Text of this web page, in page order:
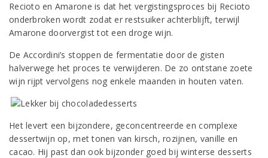
Recioto en Amarone is dat het vergistingsproces bij Recioto
onderbroken wordt zodat er restsuiker achterblijft, terwijl
Amarone doorvergist tot een droge wijn.
De Accordini’s stoppen de fermentatie door de gisten
halverwege het proces te verwijderen. De zo ontstane zoete
wijn rijpt vervolgens nog enkele maanden in houten vaten.
Het levert een bijzondere, geconcentreerde en complexe
dessertwijn op, met tonen van kirsch, rozijnen, vanille en
cacao. Hij past dan ook bijzonder goed bij winterse desserts